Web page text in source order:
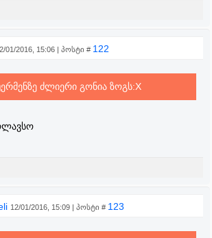
01/2016, 15:06 | პოსტი # 122
ძლიერი გონია ზოგს:X
12/01/2016, 15:09 | პოსტი # 123